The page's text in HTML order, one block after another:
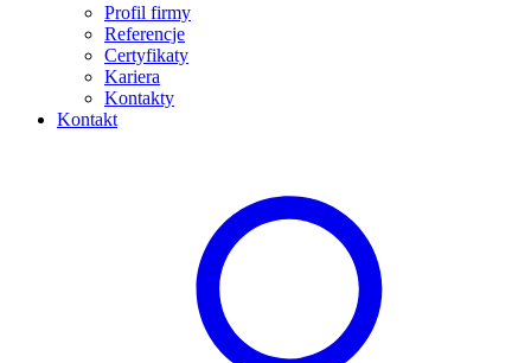
Profil firmy
Referencje
Certyfikaty
Kariera
Kontakty
Kontakt